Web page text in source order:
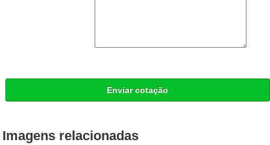
Enviar cotação
Imagens relacionadas